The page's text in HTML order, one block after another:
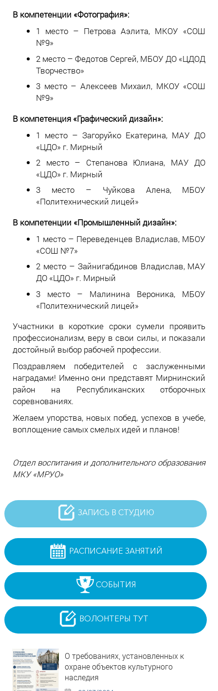
В компетенции «Фотография»:
1 место – Петрова Аэлита, МКОУ «СОШ
№9»
2 место – Федотов Сергей, МБОУ ДО «ЦДОД
Творчество»
3 место – Алексеев Михаил, МКОУ «СОШ
№9»
В компетенция «Графический дизайн»:
1 место – Загоруйко Екатерина, МАУ ДО
«ЦДО» г. Мирный
2 место – Степанова Юлиана, МАУ ДО
«ЦДО» г. Мирный
3 место – Чуйкова Алена, МБОУ
«Политехнический лицей»
В компетенции «Промышленный дизайн»:
1 место – Переведенцев Владислав, МБОУ
«СОШ №7»
2 место – Зайнигабдинов Владислав, МАУ
ДО «ЦДО» г. Мирный
3 место – Малинина Вероника, МБОУ
«Политехнический лицей»
Участники в короткие сроки сумели проявить
профессионализм, веру в свои силы, и показали
достойный выбор рабочей профессии.
Поздравляем победителей с заслуженными
наградами! Именно они представят Мирнинский
район на Республиканских отборочных
соревнованиях.
Желаем упорства, новых побед, успехов в учебе,
воплощение самых смелых идей и планов!
Отдел воспитания и дополнительного образования
МКУ «МРУО»
ЗАПИСЬ В СТУДИЮ
РАСПИСАНИЕ ЗАНЯТИЙ
СОБЫТИЯ
ВОЛОНТЕРЫ ТУТ
О требованиях, установленных к
охране объектов культурного
наследия